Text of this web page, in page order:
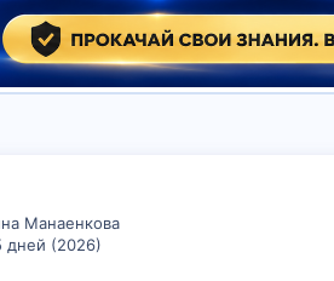
Манаенкова
дней (2026)